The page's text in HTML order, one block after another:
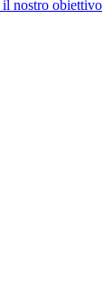
il nostro obiettivo